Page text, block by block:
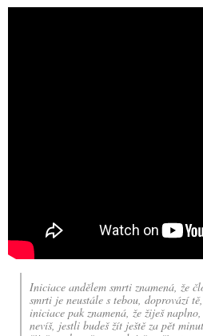
Iniciace andělem smrti znamená, že
smrti je neustále s tebou, doprovází
iniciace pak znamená, že žiješ
nevíš, jestli budeš žít ještě za pět